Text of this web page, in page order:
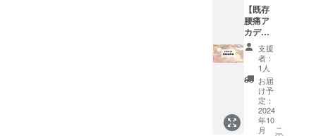
内・新
着情報
・サ
ポート
セン
ター
― ス
タッフ
常駐
（9：00
～18：
ポート
ペー
ジ
―
「痛
み」
「病
気」原
因書籍
40種閲
覧可
施術を
行って
いる。
緩消法
の技術
を使っ
たセル
フメン
テナン
スの経
験、緩
消法認
動画で
す。 ※
ご支援
を確認
後、準
備でき
次第
メール
にて動
画のリ
ンクを
お送り
なり、
緩消法
との出
会いで
挑戦す
る人生
を手に
入れた
白川倫
敬氏坂
戸線先
生の対
知って
ほしい
と思う
ように
なり、
認定技
術者と
なる。
患者経
験から
多くの
人を救
た。
数ヶ月
後、日
常生活
に支障
がない
状態に
まで体
調は回
復。 一
度は終
学の考
え方
と、緩
消法と
出会っ
たこと
で、実
際の人
の仕組
みの違
いがあ
者時代
を経て
生理学
者とな
り、今
では大
学卒業
と、理
学療法
士の資
格をお
【既存
腰痛ア
カデ
ミー会
員向
け 日
本各地
の学習
会後の
懇親会
参加】
日本各
支援
者：
1人
お届
け予
定：
2024
年10
月
こ